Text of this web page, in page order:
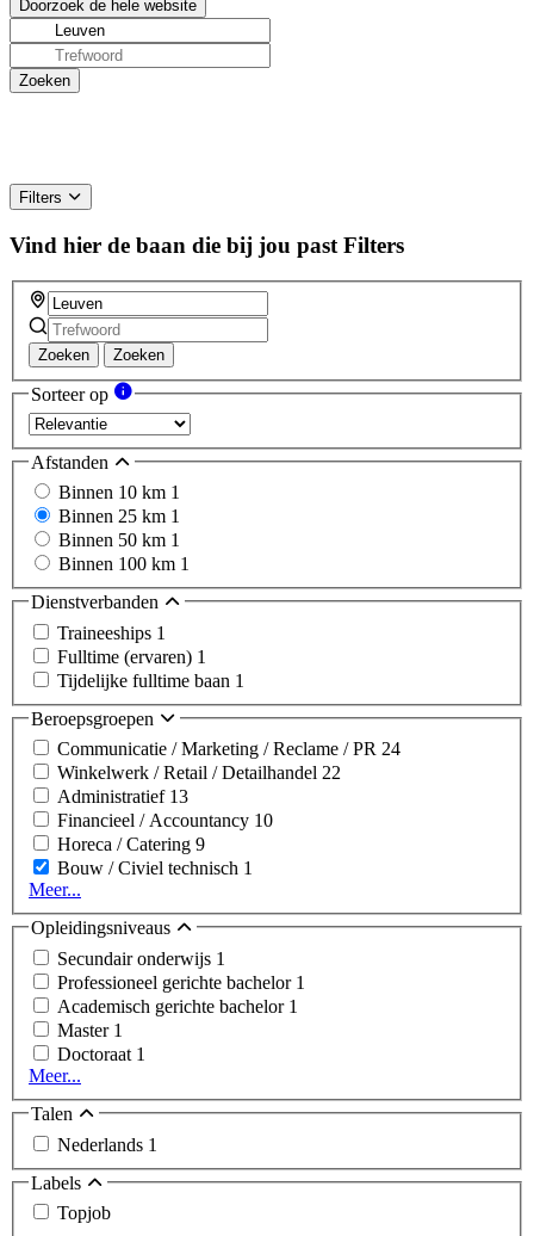
Filters
Vind hier de baan die bij jou past Filters
Zoeken Zoeken
Sorteer op
Afstanden
Binnen 10 km 1
Binnen 25 km 1
Binnen 50 km 1
Binnen 100 km 1
Dienstverbanden
Traineeships 1
Fulltime (ervaren) 1
Tijdelijke fulltime baan 1
Beroepsgroepen
Communicatie / Marketing / Reclame / PR 24
Winkelwerk / Retail / Detailhandel 22
Administratief 13
Financieel / Accountancy 10
Horeca / Catering 9
Bouw / Civiel technisch 1
Meer...
Opleidingsniveaus
Secundair onderwijs 1
Professioneel gerichte bachelor 1
Academisch gerichte bachelor 1
Master 1
Doctoraat 1
Meer...
Talen
Nederlands 1
Labels
Topjob